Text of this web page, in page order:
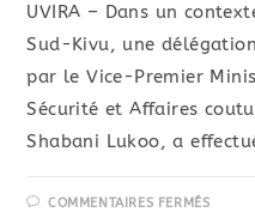
UVIRA – Dans un
Sud-Kivu, une
par le Vice-Premier
Sécurité et Affaires
Shabani Lukoo, a
COMMENTAIRES FERMÉS